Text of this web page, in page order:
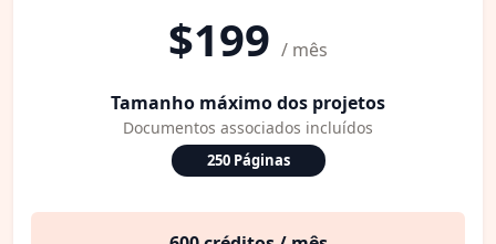
$199 / mês
Tamanho máximo dos projetos
Documentos associados incluídos
250 Páginas